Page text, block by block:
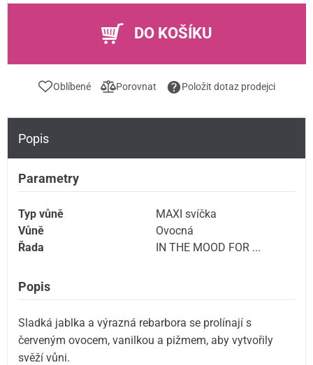
DO KOŠÍKU
Oblíbené Porovnat Položit dotaz prodejci
Popis
Parametry
Typ vůně
MAXI svíčka
Vůně
Ovocná
Řada
IN THE MOOD FOR ...
Popis
Sladká jablka a výrazná rebarbora se prolínají s
červeným ovocem, vanilkou a pižmem, aby vytvořily
svěží vůni.